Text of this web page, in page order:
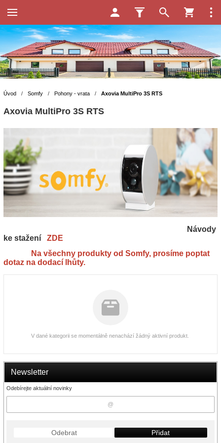
Newsletter
Odebírejte aktuální novinky
Odebrat Přidat
Úvod / Somfy / Pohony - vrata / Axovia MultiPro 3S RTS
Axovia MultiPro 3S RTS
Návody
ke stažení ZDE
Na všechny produkty od Somfy, prosíme poptat
dotaz na dodací lhůty.
V dané kategorii se momentálně nenachází žádný aktivní produkt.